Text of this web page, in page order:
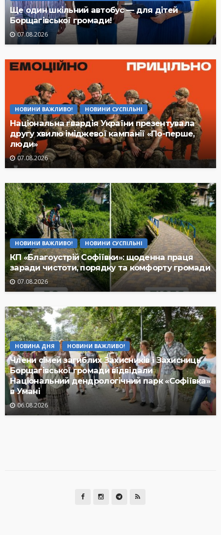
Ще один шкільний автобус — для дітей
Борщагівської громади!
07.08.2026
НОВИНИ ВАЖЛИВО! НОВИНИ СУСПІЛЬНІ
Національна гвардія України презентувала
другу хвилю іміджевої кампанії «По-перше,
люди»
07.08.2026
НОВИНИ ВАЖЛИВО! НОВИНИ СУСПІЛЬНІ
КП «Благоустрій Софіївки»: щоденна праця
заради чистоти, порядку та комфорту громади
07.08.2026
НОВИНА ДНЯ НОВИНИ ВАЖЛИВО!
Члени сімей загиблих Захисників і Захисниць
Борщагівської громади відвідали
Національний дендрологічний парк «Софіївка»
в Умані
06.08.2026